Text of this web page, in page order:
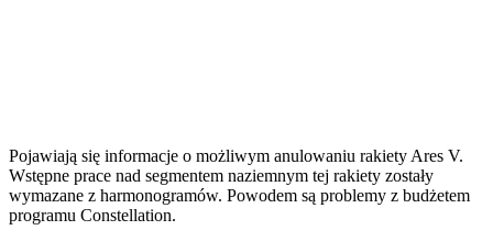
Pojawiają się informacje o możliwym anulowaniu rakiety Ares V.
Wstępne prace nad segmentem naziemnym tej rakiety zostały
wymazane z harmonogramów. Powodem są problemy z budżetem
programu Constellation.